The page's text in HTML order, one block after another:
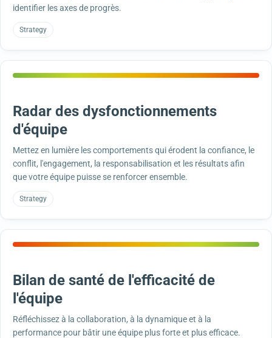
identifier les axes de progrès.
Strategy
Radar des dysfonctionnements
d'équipe
Mettez en lumière les comportements qui érodent la confiance, le
conflit, l'engagement, la responsabilisation et les résultats afin
que votre équipe puisse se renforcer ensemble.
Strategy
Bilan de santé de l'efficacité de
l'équipe
Réfléchissez à la collaboration, à la dynamique et à la
performance pour bâtir une équipe plus forte et plus efficace.